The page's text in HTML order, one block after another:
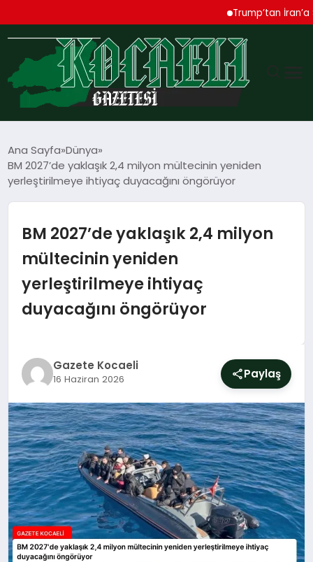
Trump’tan İran’a Sert
TEKNOLOJI
MAGAZIN
SIYASET
YAŞAM
SAĞLIK
EĞITIM
Ana Sayfa Dünya
BM 2027’de yaklaşık 2,4 milyon mültecinin yeniden
yerleştirilmeye ihtiyaç duyacağını öngörüyor
BM 2027’de yaklaşık 2,4 milyon
mültecinin yeniden
yerleştirilmeye ihtiyaç
duyacağını öngörüyor
Gazete Kocaeli
16 Haziran 2026 Paylaş